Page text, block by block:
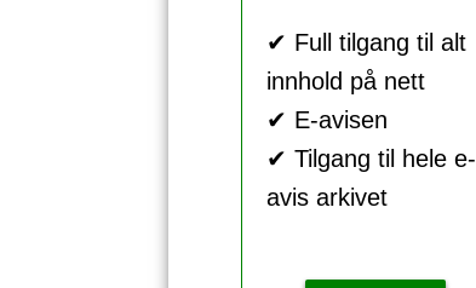
✔ Full tilgang til alt
innhold på nett
✔ E-avisen
✔ Tilgang til hele e-
avis arkivet